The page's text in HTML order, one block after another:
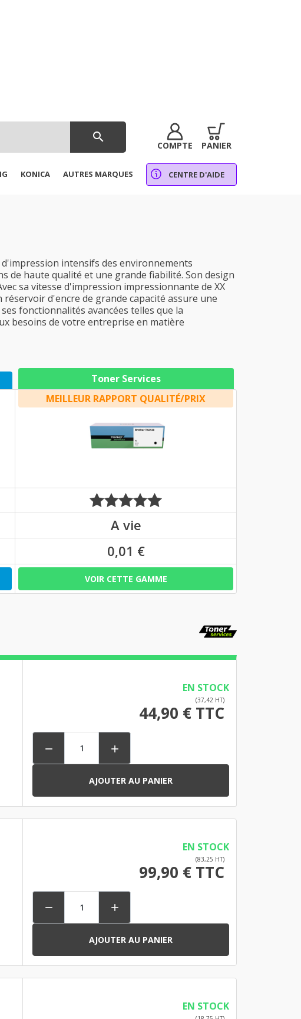
search
COMPTE PANIER
KONICA AUTRES MARQUES CENTRE D'AIDE
intensifs des environnements
de haute qualité et une grande fiabilité. Son design
sa vitesse d'impression impressionnante de XX
d'encre de grande capacité assure une
fonctionnalités avancées telles que la
besoins de votre entreprise en matière
Toner Services
MEILLEUR RAPPORT QUALITÉ/PRIX
A vie
0,01 €
VOIR CETTE GAMME
EN STOCK
(37,42 HT)
44,90 € TTC
 
AJOUTER AU PANIER
EN STOCK
(83,25 HT)
99,90 € TTC
 
AJOUTER AU PANIER
EN STOCK